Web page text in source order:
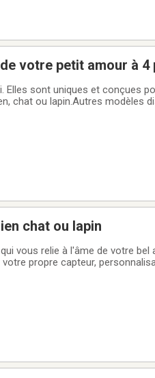
votre petit amour à 4
sont uniques et conçues
chat ou lapin.Autres modèles
chat ou lapin
propre capteur,